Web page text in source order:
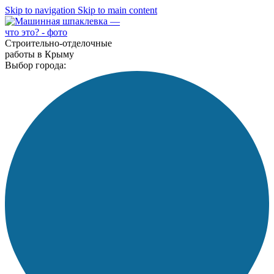
Skip to navigation Skip to main content
Строительно-отделочные
работы в Крыму
Выбор города: